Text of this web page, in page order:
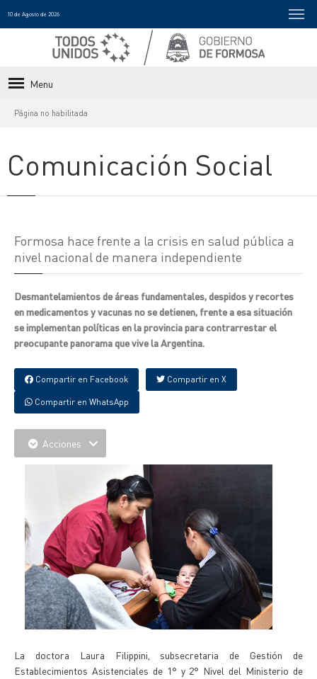
10 de Agosto de 2026
Menu
Página no habilitada
Comunicación Social
Formosa hace frente a la crisis en salud pública a
nivel nacional de manera independiente
Desmantelamientos de áreas fundamentales, despidos y recortes
en medicamentos y vacunas no se detienen, frente a esa situación
se implementan políticas en la provincia para contrarrestar el
preocupante panorama que vive la Argentina.
Compartir en Facebook Compartir en X
Compartir en WhatsApp
Acciones
La doctora Laura Filippini, subsecretaria de Gestión de
Establecimientos Asistenciales de 1° y 2° Nivel del Ministerio de